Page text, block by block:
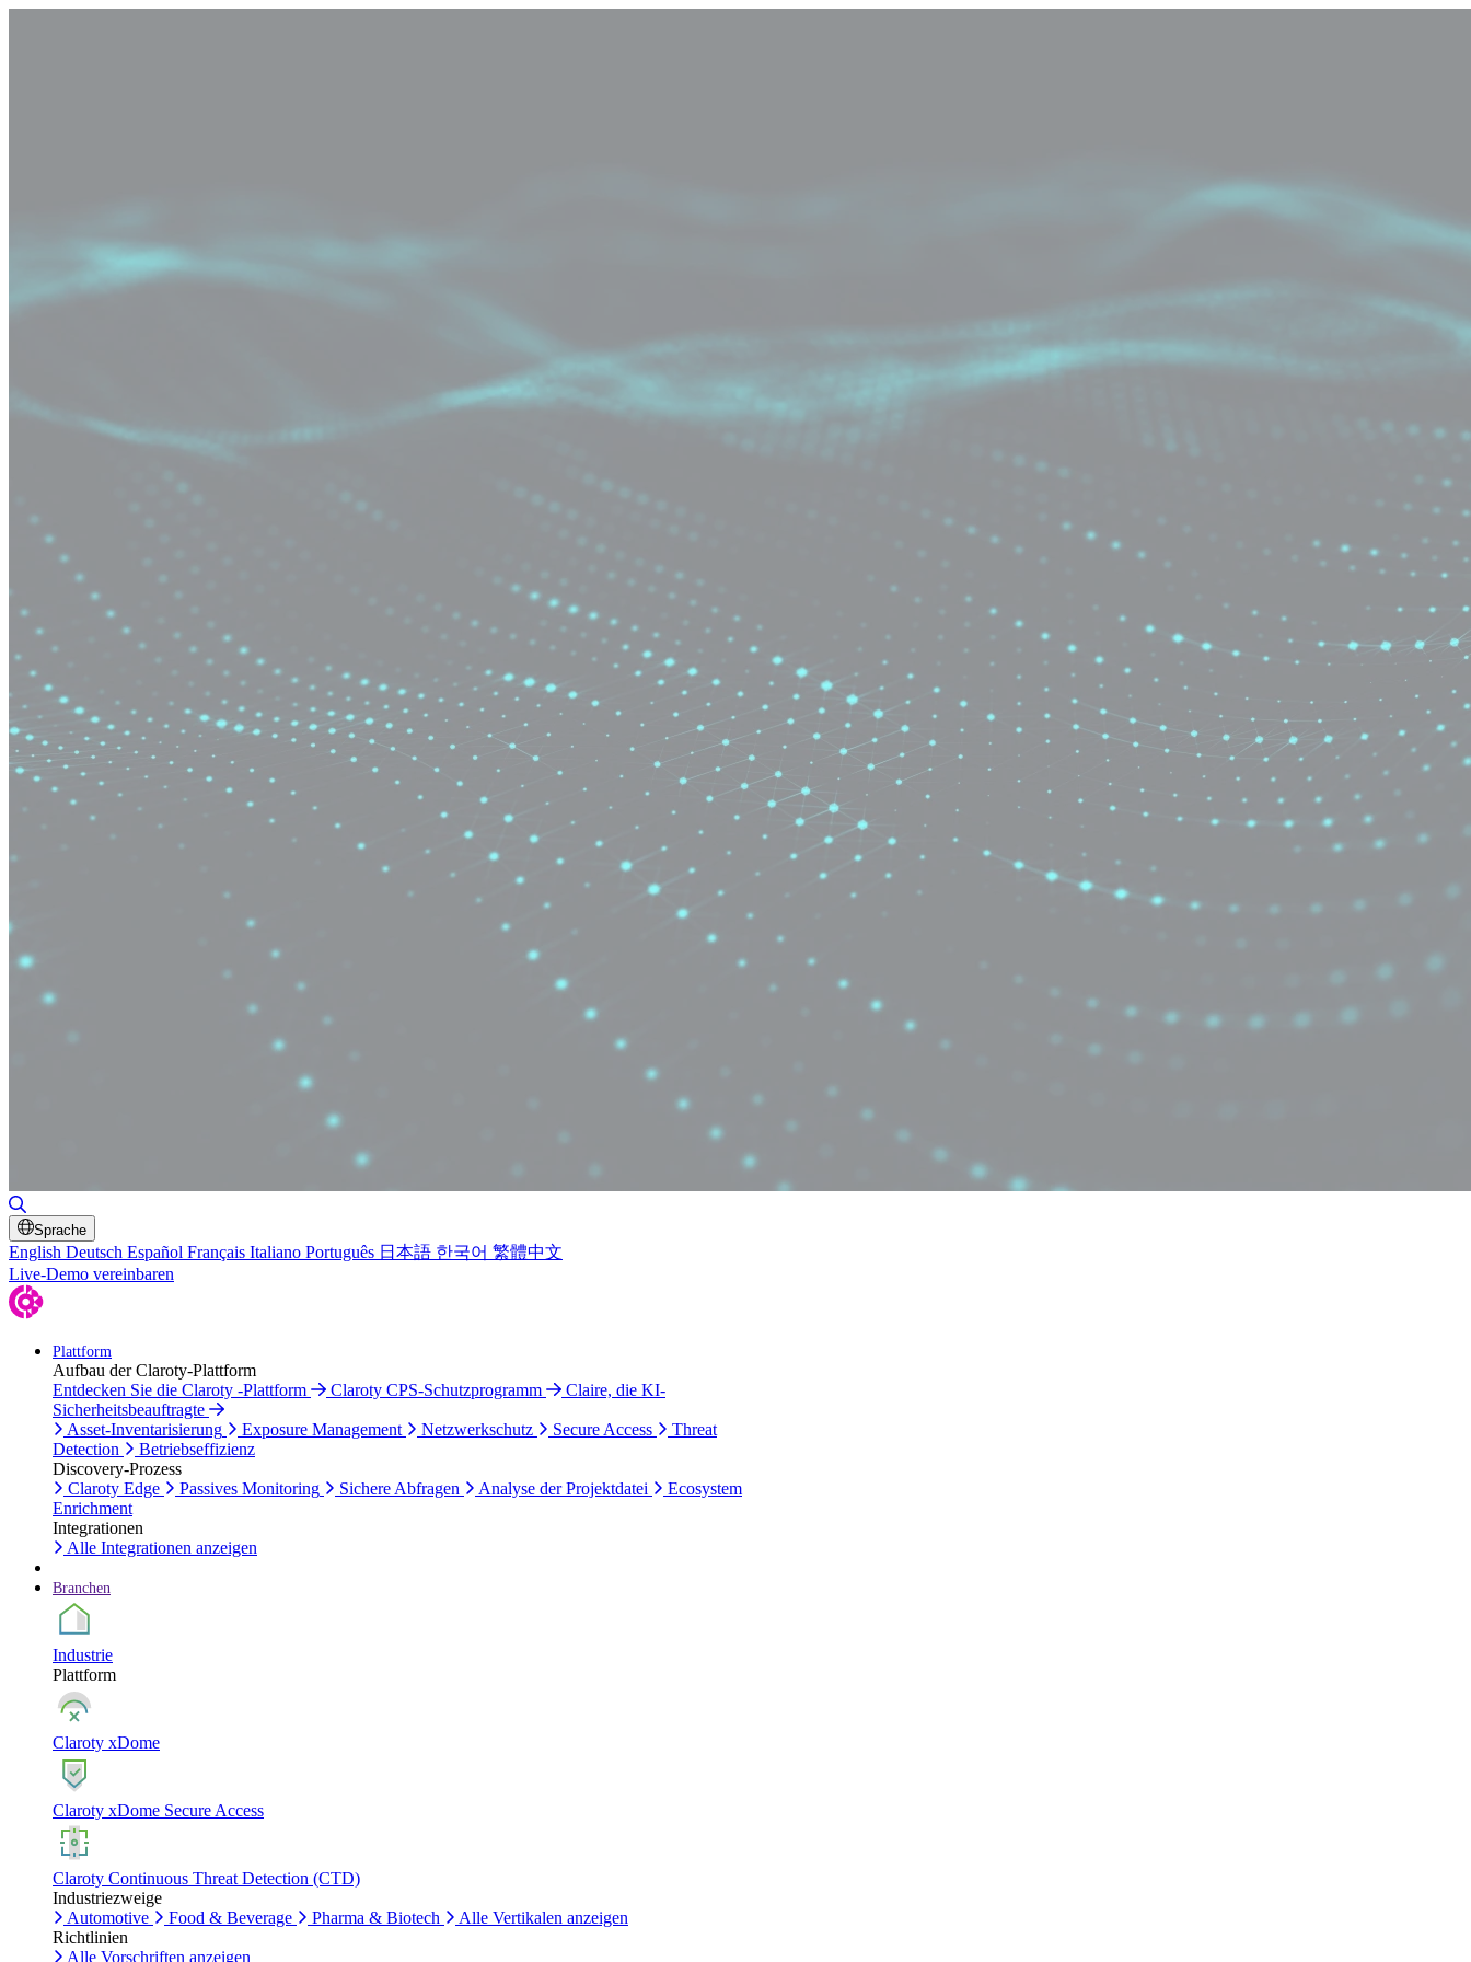
Sprache
English Deutsch Español Français Italiano Português 日本語 한국어 繁體中文
Live-Demo vereinbaren
Plattform
Aufbau der Claroty-Plattform
Entdecken Sie die Claroty -Plattform
Claroty CPS-Schutzprogramm
Claire, die KI-
Sicherheitsbeauftragte
Asset-Inventarisierung
Exposure Management Netzwerkschutz Secure Access
Threat
Detection
Betriebseffizienz
Discovery-Prozess
Claroty Edge
Passives Monitoring Sichere Abfragen Analyse der Projektdatei
Ecosystem
Enrichment
Integrationen
Alle Integrationen anzeigen
Branchen
Industrie
Plattform
Claroty xDome
Claroty xDome Secure Access
Claroty Continuous Threat Detection (CTD)
Industriezweige
Automotive
Food & Beverage Pharma & Biotech
Alle Vertikalen anzeigen
Richtlinien
Alle Vorschriften anzeigen